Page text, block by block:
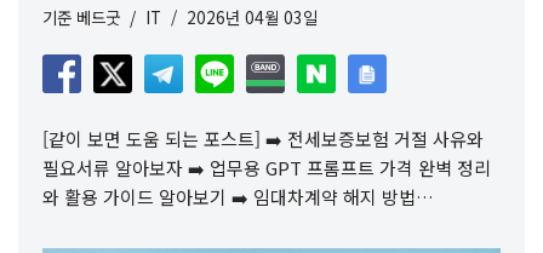
기준 베드굿 IT 2026년 04월 03일
[같이 보면 도움 되는 포스트] ➡️ 전세보증보험 거절 사유와
필요서류 알아보자 ➡️ 업무용 GPT 프롬프트 가격 완벽 정리
와 활용 가이드 알아보기 ➡️ 임대차계약 해지 방법…